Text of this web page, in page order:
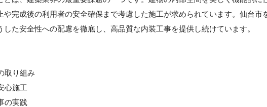
や完成後の利用者の安全確保まで考慮した施工が求められています。仙台市
した安全性への配慮を徹底し、高品質な内装工事を提供し続けています。
取り組み
心施工
の実践